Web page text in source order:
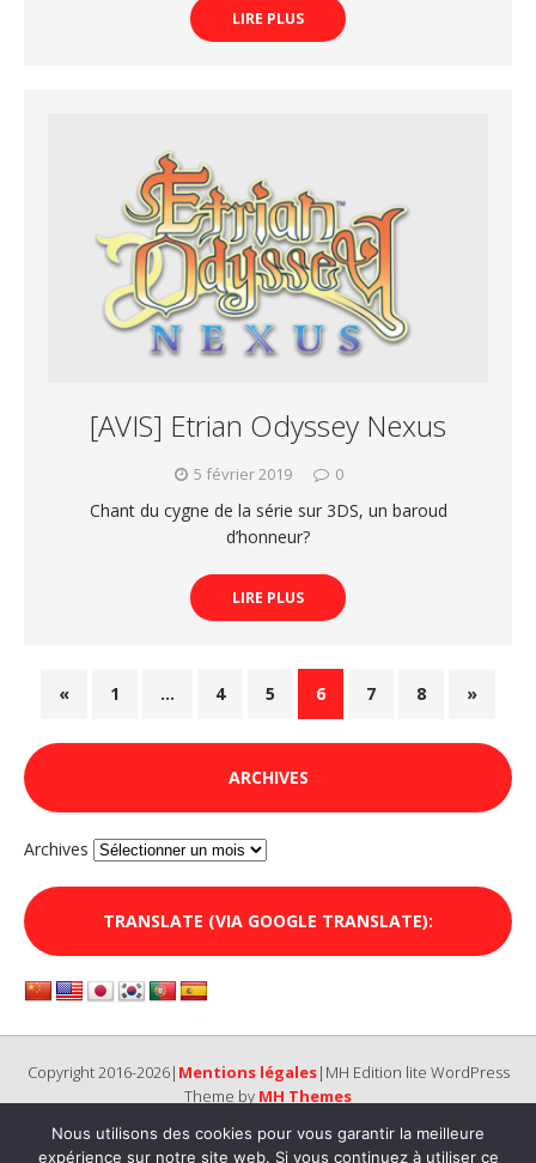
LIRE PLUS
[AVIS] Etrian Odyssey Nexus
5 février 2019 0
Chant du cygne de la série sur 3DS, un baroud
d’honneur?
LIRE PLUS
« 1 … 4 5 6 7 8 »
ARCHIVES
Archives
TRANSLATE (VIA GOOGLE TRANSLATE):
Copyright 2016-2026| Mentions légales|MH Edition lite WordPress
Theme by MH Themes
Nous utilisons des cookies pour vous garantir la meilleure
expérience sur notre site web. Si vous continuez à utiliser ce